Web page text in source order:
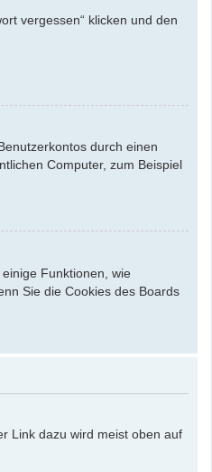
vergessen“ klicken und den
durch einen
Computer, zum Beispiel
Funktionen, wie
Sie die Cookies des Boards
Link dazu wird meist oben auf